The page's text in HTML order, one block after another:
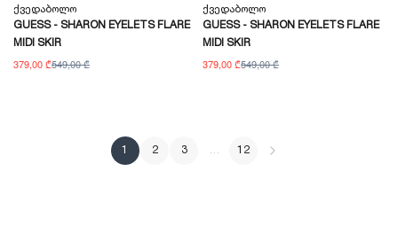
Ქვედაბოლო
GUESS - SHARON EYELETS FLARE
MIDI SKIR
379,00 ₾549,00 ₾
Ქვედაბოლო
GUESS - SHARON EYELETS FLARE
MIDI SKIR
379,00 ₾549,00 ₾
1 2 3 … 12